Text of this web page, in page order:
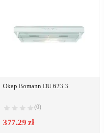
Okap Bomann DU 623.3
(0)
377.29 zł